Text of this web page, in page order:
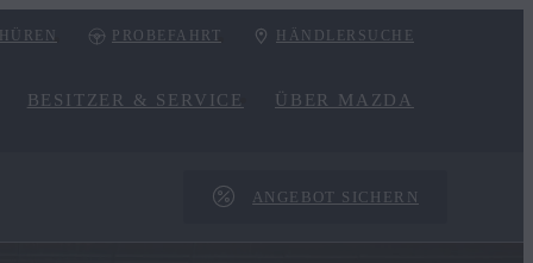
PROBEFAHRT HÄNDLERSUCHE
BESITZER & SERVICE ÜBER MAZDA
ANGEBOT SICHERN